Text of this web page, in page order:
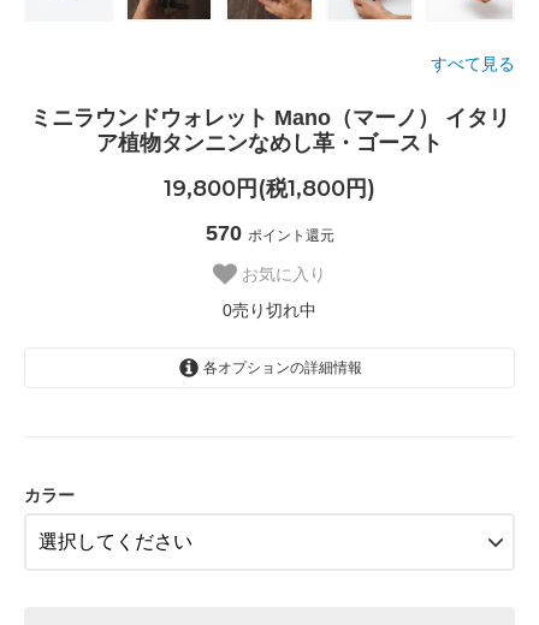
すべて見る
ミニラウンドウォレット Mano（マーノ） イタリ
ア植物タンニンなめし革・ゴースト
19,800円(税1,800円)
570 ポイント還元
お気に入り
0売り切れ中
各オプションの詳細情報
カラー